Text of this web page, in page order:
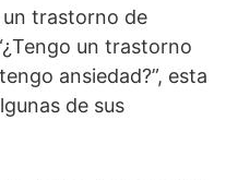
trastorno de
un trastorno
ansiedad?”, esta
de sus